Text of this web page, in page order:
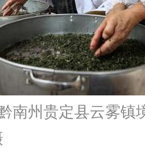
南州贵定县云雾镇